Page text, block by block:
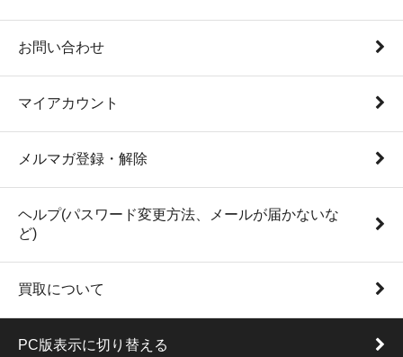
お問い合わせ
マイアカウント
メルマガ登録・解除
ヘルプ(パスワード変更方法、メールが届かないな
ど)
買取について
PC版表示に切り替える